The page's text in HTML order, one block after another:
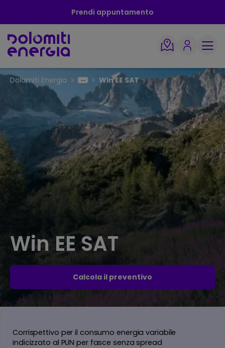
Prendi appuntamento
Dolomiti Energia Win EE SAT
Win EE SAT
Calcola il preventivo
Corrispettivo per il consumo energia variabile
indicizzato al PUN per fasce senza spread